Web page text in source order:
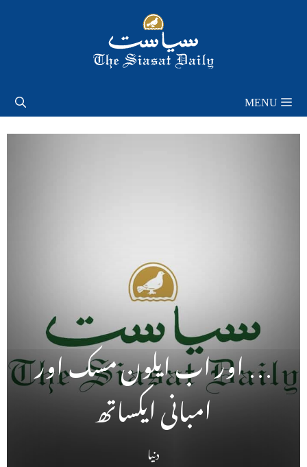
MENU
… اور اب ایلون مسک اور
امبانی ایکساتھ
دنیا